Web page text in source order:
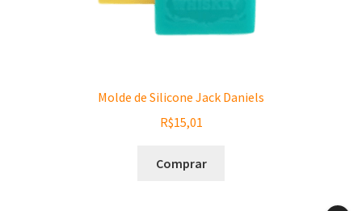
Molde de Silicone Jack Daniels
R$15,01
Comprar